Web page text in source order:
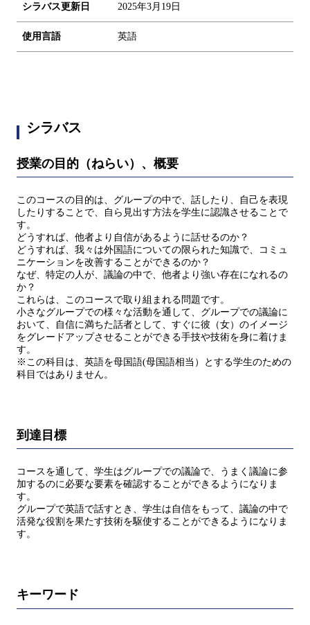
シラバス更新日 2025年3月19日
使用言語 英語
シラバス
授業の目的（ねらい）、概要
このコースの目的は、グループの中で、話したり、自己を表現
したりすることで、自ら見出す方法を学生に認識させることで
す。
どうすれば、他者より自信があるように話せるのか？
どうすれば、我々は外国語についての限られた知識で、コミュ
ニケーションを改善することができるのか？
なぜ、特定の人が、議論の中で、他者より強い存在になれるの
か？
これらは、このコースで取り組まれる問題です。
小さなグループでの様々な活動を通して、グループでの議論に
おいて、自信に満ちた話者として、すぐに彼（女）のイメージ
をグレードアップさせることができる手技や技術を身に着けま
す。
※この科目は、英語を母国語(母国語相当）とする学生のための
科目ではありません。
到達目標
コースを通して、学生はグループでの議論で、うまく議論に参
加するのに必要な要素を確認することができるようになりま
す。
グループで英語で話すとき、学生は自信をもって、議論の中で
活発な役割を果たす技術を駆使することができるようになりま
す。
キーワード